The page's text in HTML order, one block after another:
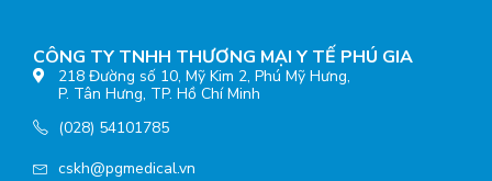
CÔNG TY TNHH THƯƠNG MẠI Y TẾ PHÚ GIA
218 Đường số 10, Mỹ Kim 2, Phú Mỹ Hưng,
P. Tân Hưng, TP. Hồ Chí Minh
(028) 54101785
cskh@pgmedical.vn